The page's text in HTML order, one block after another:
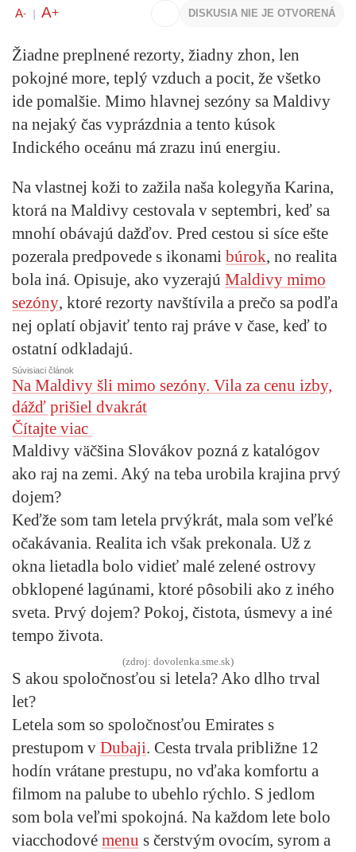
A- A+ DISKUSIA NIE JE OTVORENÁ
Žiadne preplnené rezorty, žiadny zhon, len
pokojné more, teplý vzduch a pocit, že všetko
ide pomalšie. Mimo hlavnej sezóny sa Maldivy
na nejaký čas vyprázdnia a tento kúsok
Indického oceánu má zrazu inú energiu.
Na vlastnej koži to zažila naša kolegyňa Karina,
ktorá na Maldivy cestovala v septembri, keď sa
mnohí obávajú dažďov. Pred cestou si síce ešte
pozerala predpovede s ikonami búrok, no realita
bola iná. Opisuje, ako vyzerajú Maldivy mimo
sezóny, ktoré rezorty navštívila a prečo sa podľa
nej oplatí objaviť tento raj práve v čase, keď to
ostatní odkladajú.
Súvisiaci článok
Na Maldivy šli mimo sezóny. Vila za cenu izby,
dážď prišiel dvakrát
Čítajte viac
Maldivy väčšina Slovákov pozná z katalógov
ako raj na zemi. Aký na teba urobila krajina prvý
dojem?
Keďže som tam letela prvýkrát, mala som veľké
očakávania. Realita ich však prekonala. Už z
okna lietadla bolo vidieť malé zelené ostrovy
obklopené lagúnami, ktoré pôsobili ako z iného
sveta. Prvý dojem? Pokoj, čistota, úsmevy a iné
tempo života.
(zdroj: dovolenka.sme.sk)
S akou spoločnosťou si letela? Ako dlho trval
let?
Letela som so spoločnosťou Emirates s
prestupom v Dubaji. Cesta trvala približne 12
hodín vrátane prestupu, no vďaka komfortu a
filmom na palube to ubehlo rýchlo. S jedlom
som bola veľmi spokojná. Na každom lete bolo
viacchodové menu s čerstvým ovocím, syrom a